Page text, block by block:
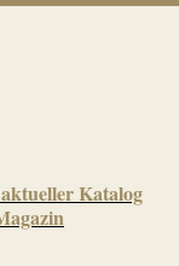
Katalog